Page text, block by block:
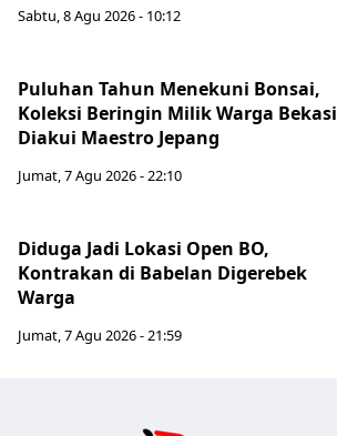
Sabtu, 8 Agu 2026 - 10:12
Puluhan Tahun Menekuni Bonsai,
Koleksi Beringin Milik Warga Bekasi
Diakui Maestro Jepang
Jumat, 7 Agu 2026 - 22:10
Diduga Jadi Lokasi Open BO,
Kontrakan di Babelan Digerebek
Warga
Jumat, 7 Agu 2026 - 21:59